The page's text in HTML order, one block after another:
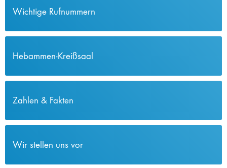
Wichtige Rufnummern
Hebammen-Kreißsaal
Zahlen & Fakten
Wir stellen uns vor